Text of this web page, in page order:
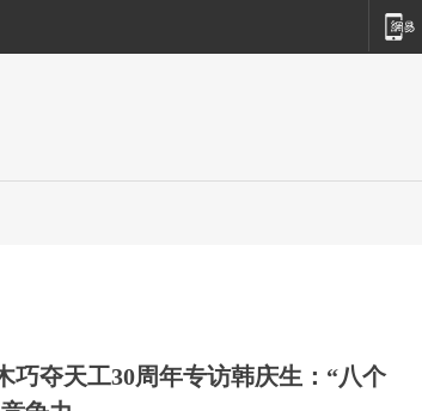
巧夺天工30周年专访韩庆生：“八个